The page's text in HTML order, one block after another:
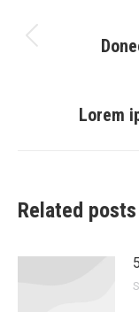
Lorem
Related posts